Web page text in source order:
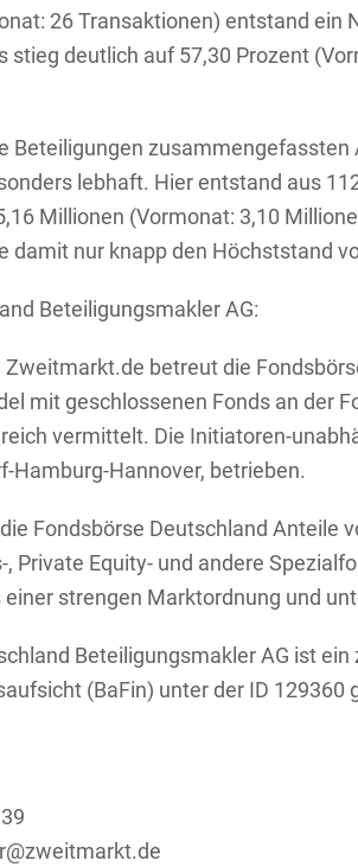
26 Transaktionen) entstand
stieg deutlich auf 57,30 Prozent
Beteiligungen
lebhaft. Hier entstand aus
Millionen (Vormonat: 3,10
damit nur knapp den Höchststand
Beteiligungsmakler AG:
betreut die
mit geschlossenen Fonds an der
vermittelt. Die Initiatoren-
Hamburg-Hannover, betrieben.
Fondsbörse Deutschland Anteile
Private Equity- und andere
strengen Marktordnung und
Beteiligungsmakler AG ist
(BaFin) unter der ID 129360